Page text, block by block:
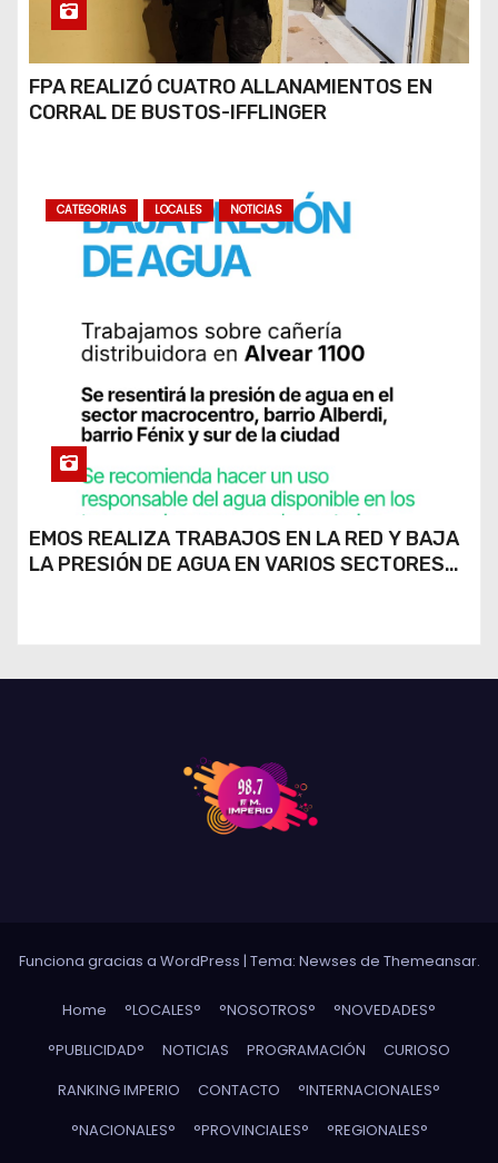
FPA REALIZÓ CUATRO ALLANAMIENTOS EN
CORRAL DE BUSTOS-IFFLINGER
CATEGORIAS LOCALES NOTICIAS
EMOS REALIZA TRABAJOS EN LA RED Y BAJA
LA PRESIÓN DE AGUA EN VARIOS SECTORES
Funciona gracias a WordPress | Tema: Newses de Themeansar.
Home °LOCALES° °NOSOTROS°
°NOVEDADES°
°PUBLICIDAD°
NOTICIAS PROGRAMACIÓN
CURIOSO
RANKING IMPERIO
CONTACTO
°INTERNACIONALES°
°NACIONALES°
°PROVINCIALES° °REGIONALES°